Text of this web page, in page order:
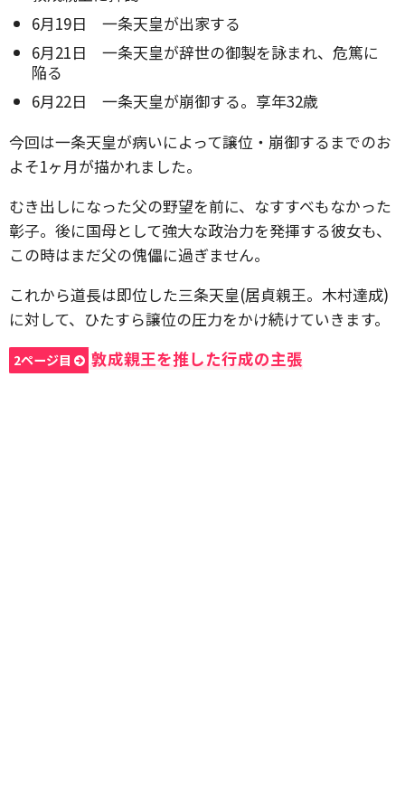
6月19日 一条天皇が出家する
6月21日 一条天皇が辞世の御製を詠まれ、危篤に
陥る
6月22日 一条天皇が崩御する。享年32歳
今回は一条天皇が病いによって譲位・崩御するまでのお
よそ1ヶ月が描かれました。
むき出しになった父の野望を前に、なすすべもなかった
彰子。後に国母として強大な政治力を発揮する彼女も、
この時はまだ父の傀儡に過ぎません。
これから道長は即位した三条天皇(居貞親王。木村達成)
に対して、ひたすら譲位の圧力をかけ続けていきます。
2ページ目 敦成親王を推した行成の主張